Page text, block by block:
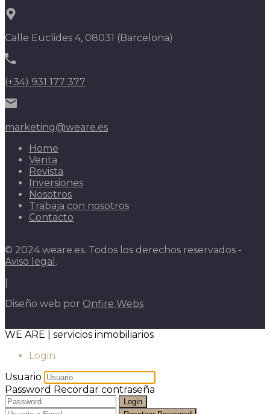
Calle Euclides 4, 08031 (Barcelona)
(+34) 931 177 377
marketing@weare.es
Home
Venta
Revista
Inversiones
Nosotros
Trabaja con nosotros
Contacto
© 2024 weare.es. Todos los derechos reservados -
Aviso legal .
Diseño web por Onfire Webs
WE ARE | servicios inmobiliarios
Login
Usuario
Password Recordar contraseña
Login